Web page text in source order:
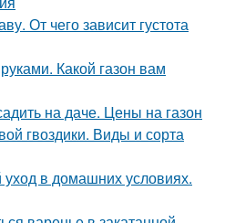
От чего зависит густота
Какой газон вам
на даче. Цены на газон
гвоздики. Виды и сорта
в домашних условиях.